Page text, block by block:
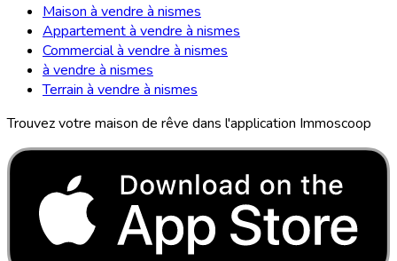
Maison à vendre à nismes
Appartement à vendre à nismes
Commercial à vendre à nismes
à vendre à nismes
Terrain à vendre à nismes
Trouvez votre maison de rêve dans l'application Immoscoop